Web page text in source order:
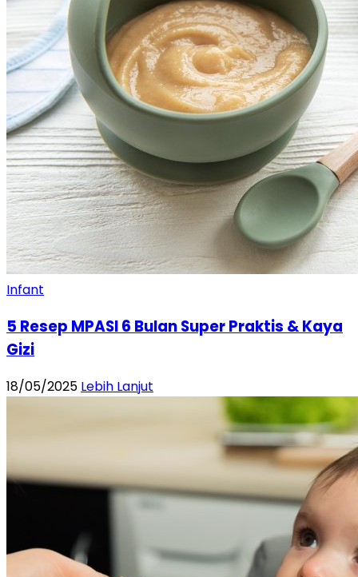
Infant
5 Resep MPASI 6 Bulan Super Praktis & Kaya
Gizi
18/05/2025 Lebih Lanjut